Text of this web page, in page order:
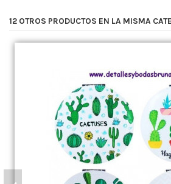
12 OTROS PRODUCTOS EN LA MISMA